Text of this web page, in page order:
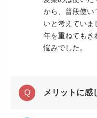
から、普段使い
いと考えていま
年を重ねてもき
悩みでした。
メリットに感